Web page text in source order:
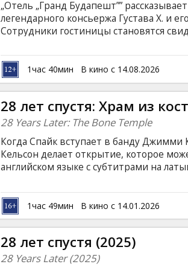
„Oтель „Гранд Будапешт””
легендарного консьержа Густава Х. и
Сотрудники гостиницы становятся
и… драматических изменений в
войнами XX века. Фильм на
языке.
1час 40мин В кино с 14.08.2026
28 лет спустя: Храм из
28 Years Later: The Bone Temple
Когда Спайк вступает в банду Джимми
Кельсон делает открытие, которое
английском языке с субтитрами на
1час 49мин В кино с 14.01.2026
28 лет спустя (2025)
28 Years Later (2025)